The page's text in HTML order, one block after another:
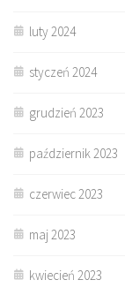
luty 2024
styczeń 2024
grudzień 2023
październik 2023
czerwiec 2023
maj 2023
kwiecień 2023